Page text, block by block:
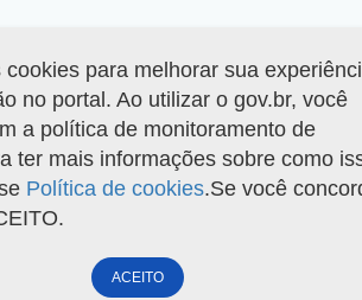
cookies para melhorar sua
no portal. Ao utilizar o gov.br, você
a política de monitoramento de
ter mais informações sobre como
Política de cookies.Se você
ACEITO